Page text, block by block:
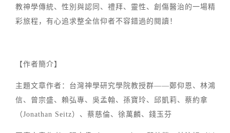
教神學傳統、性別與認同、禮拜、靈性、創傷醫治的一場精
彩旅程，有心追求整全信仰者不容錯過的閱讀！
【作者簡介】
主題文章作者：台灣神學研究學院教授群——鄭仰恩、林鴻
信、曾宗盛、賴弘專、吳孟翰、孫寶玲、邱凱莉、蔡約拿
（Jonathan Seitz）、蔡慈倫、徐萬麟、錢玉芬